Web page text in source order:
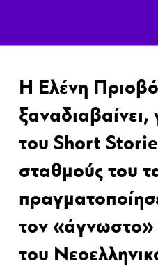
Η Ελένη
του Short
σταθμούς του
τον
του